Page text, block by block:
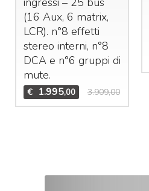
(16 Aux, 6 matrix,
LCR). n°8 effetti
stereo interni, n°8
DCAe n°6 gruppi di
mute.
€ 1.995,00 3.909,00